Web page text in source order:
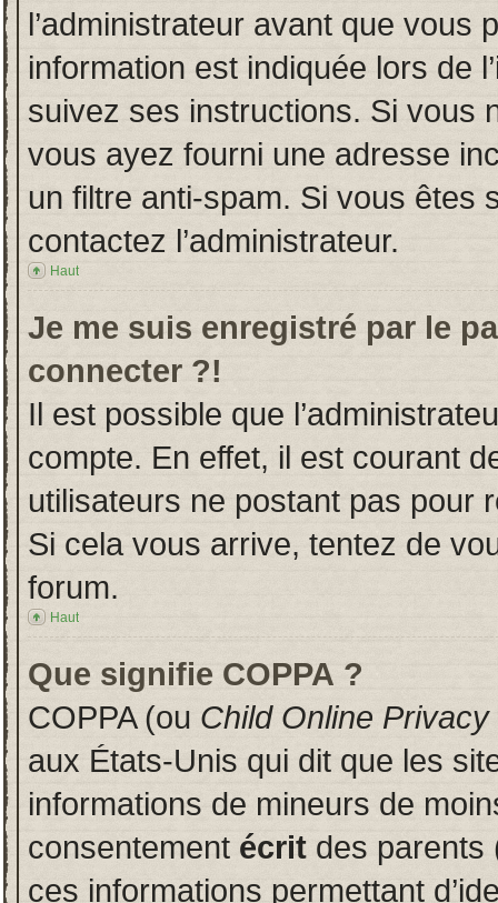
l’administrateur avant que vous
information est indiquée lors de
suivez ses instructions. Si vous
vous ayez fourni une adresse
un filtre anti-spam. Si vous êtes
contactez l’administrateur.
Haut
Je me suis enregistré par le
connecter ?!
Il est possible que
compte. En effet, il est courant
utilisateurs ne postant pas pour
Si cela vous arrive, tentez de
forum.
Haut
Que signifie COPPA ?
COPPA (ou Child Online
aux États-Unis qui dit que les
informations de mineurs de
consentement écrit des parents
ces informations permettant